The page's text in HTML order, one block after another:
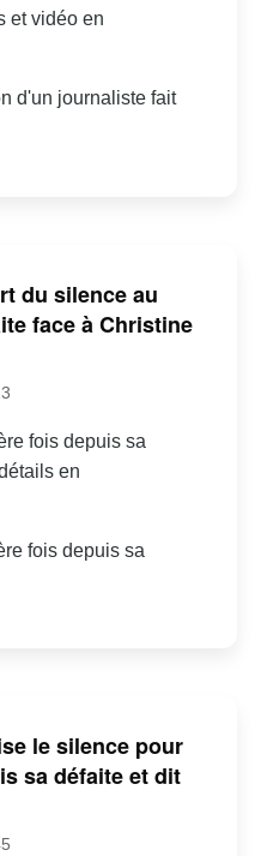
et vidéo en
d'un journaliste fait
du silence au
face à Christine
fois depuis sa
en
fois depuis sa
le silence pour
sa défaite et dit